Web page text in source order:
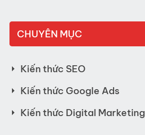
CHUYÊN MỤC
Kiến thức SEO
Kiến thức Google Ads
Kiến thức Digital Marketing